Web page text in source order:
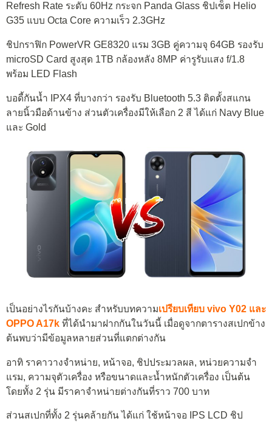
Refresh Rate ระดับ 60Hz กระจก Panda Glass ชิปเซ็ต Helio
G35 แบบ Octa Core ความเร็ว 2.3GHz
ชิปกราฟิก PowerVR GE8320 แรม 3GB คู่ความจุ 64GB รองรับ
microSD Card สูงสุด 1TB กล้องหลัง 8MP ค่ารูรับแสง f/1.8
พร้อม LED Flash
บอดี้กันน้ำ IPX4 ที่บางกว่า รองรับ Bluetooth 5.3 ติดตั้งสแกน
ลายนิ้วมือด้านข้าง ส่วนตัวเครื่องมีให้เลือก 2 สี ได้แก่ Navy Blue
และ Gold
เป็นอย่างไรกันบ้างคะ สำหรับบทความเปรียบเทียบ vivo Y02 และ
OPPO A17k ที่ได้นำมาฝากกันในวันนี้ เมื่อดูจากตารางสเปกข้าง
ต้นพบว่ามีข้อมูลหลายส่วนที่แตกต่างกัน
อาทิ ราคาวางจำหน่าย, หน้าจอ, ชิปประมวลผล, หน่วยความจำ
แรม, ความจุตัวเครื่อง หรือขนาดและน้ำหนักตัวเครื่อง เป็นต้น
โดยทั้ง 2 รุ่น มีราคาจำหน่ายต่างกันที่ราว 700 บาท
ส่วนสเปกที่ทั้ง 2 รุ่นคล้ายกัน ได้แก่ ใช้หน้าจอ IPS LCD ชิป